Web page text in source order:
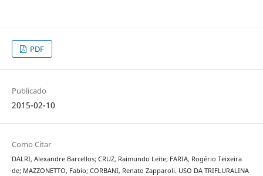
PDF
Publicado
2015-02-10
Como Citar
DALRI, Alexandre Barcellos; CRUZ, Raimundo Leite; FARIA, Rogério Teixeira
de; MAZZONETTO, Fabio; CORBANI, Renato Zapparoli. USO DA TRIFLURALINA